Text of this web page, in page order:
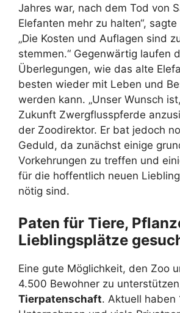
Jahres war, nach dem Tod von
Elefanten mehr zu halten“,
„Die Kosten und Auflagen sind
stemmen.“ Gegenwärtig laufen
Überlegungen, wie das alte
besten wieder mit Leben und
werden kann. „Unser Wunsch
Zukunft Zwergflusspferde
der Zoodirektor. Er bat jedoch
Geduld, da zunächst einige
Vorkehrungen zu treffen und
für die hoffentlich neuen
nötig sind.
Paten für Tiere,
Lieblingsplätze
Eine gute Möglichkeit, den Zoo
4.500 Bewohner zu
Tierpatenschaft. Aktuell haben